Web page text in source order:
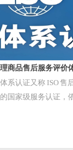
商品售后服务评价
系认证又称 ISO 售
国家级服务认证，